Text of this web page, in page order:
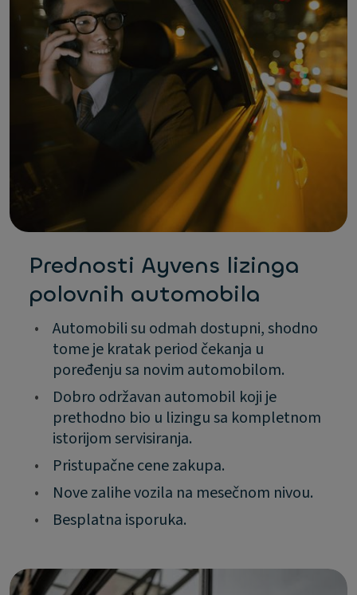
Prednosti Ayvens lizinga
polovnih automobila
•
Automobili su odmah dostupni, shodno
tome je kratak period čekanja u
poređenju sa novim automobilom.
•
Dobro održavan automobil koji je
prethodno bio u lizingu sa kompletnom
istorijom servisiranja.
•
Pristupačne cene zakupa.
•
Nove zalihe vozila na mesečnom nivou.
•
Besplatna isporuka.